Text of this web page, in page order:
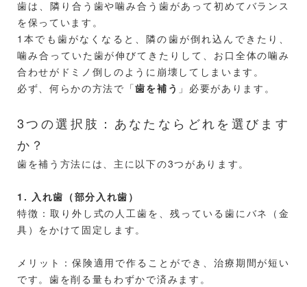
歯は、隣り合う歯や噛み合う歯があって初めてバランス
を保っています。
1本でも歯がなくなると、隣の歯が倒れ込んできたり、
噛み合っていた歯が伸びてきたりして、お口全体の噛み
合わせがドミノ倒しのように崩壊してしまいます。
必ず、何らかの方法で「歯を補う 」必要があります。
3つの選択肢：あなたならどれを選びます
か？
歯を補う方法には、主に以下の3つがあります。
1. 入れ歯（部分入れ歯）
特徴：取り外し式の人工歯を、残っている歯にバネ（金
具）をかけて固定します。
メリット：保険適用で作ることができ、治療期間が短い
です。歯を削る量もわずかで済みます。